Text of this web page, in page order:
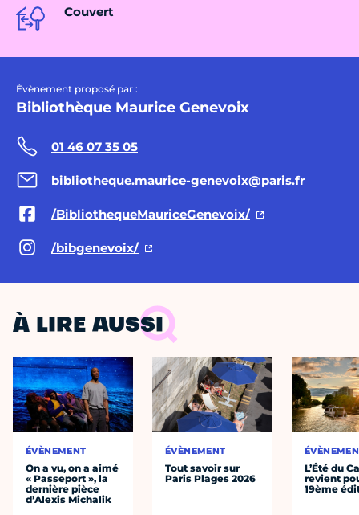
Couvert
Évènement proposé par :
Bibliothèque Maurice Genevoix
01 46 07 35 05
bibliotheque.maurice-genevoix@paris.fr
/BibliothequeMauriceGenevoix/
/bibgenevoix/
À LIRE AUSSI
ÉVÈNEMENT
On a vu, on a aimé
« Passeport », la
dernière pièce
d’Alexis Michalik
ÉVÈNEMENT
Tout savoir sur
Paris Plages 2026
L’Été du
revient
19ème